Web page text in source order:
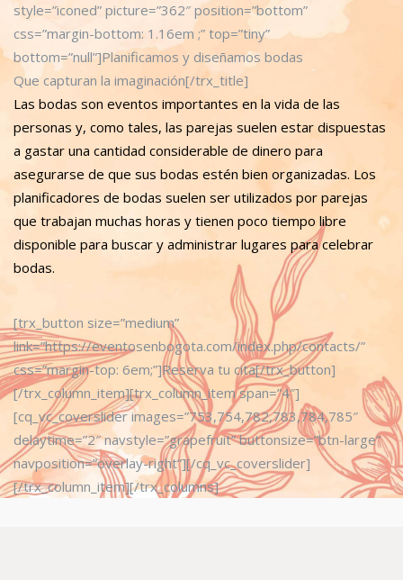
style=”iconed” picture=”362″ position=”bottom”
css=”margin-bottom: 1.16em ;” top=”tiny”
bottom=”null”]Planificamos y diseñamos bodas
Que capturan la imaginación[/trx_title]
Las bodas son eventos importantes en la vida de las
personas y, como tales, las parejas suelen estar dispuestas
a gastar una cantidad considerable de dinero para
asegurarse de que sus bodas estén bien organizadas. Los
planificadores de bodas suelen ser utilizados por parejas
que trabajan muchas horas y tienen poco tiempo libre
disponible para buscar y administrar lugares para celebrar
bodas.
[trx_button size=”medium”
link=”https://eventosenbogota.com/index.php/contacts/”
css=”margin-top: 6em;”]Reserva tu cita[/trx_button]
[/trx_column_item][trx_column_item span=”4″]
[cq_vc_coverslider images=”753,754,782,783,784,785″
delaytime=”2″ navstyle=”grapefruit” buttonsize=”btn-large”
navposition=”overlay-right”][/cq_vc_coverslider]
[/trx_column_item][/trx_columns]